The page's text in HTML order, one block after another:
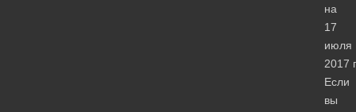
на
17
июля
2017
Если
вы